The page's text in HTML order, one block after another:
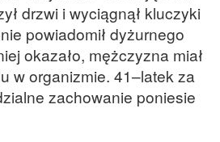
drzwi i wyciągnął kluczyki
powiadomił dyżurnego
okazało, mężczyzna miał
w organizmie. 41–latek za
zachowanie poniesie